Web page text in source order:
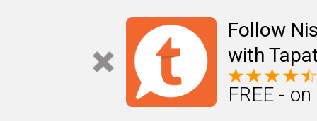
Follow
with
FREE -